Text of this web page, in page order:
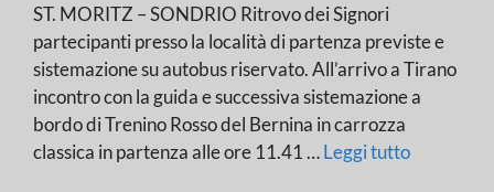
ST. MORITZ – SONDRIO Ritrovo dei Signori
partecipanti presso la località di partenza previste e
sistemazione su autobus riservato. All’arrivo a Tirano
incontro con la guida e successiva sistemazione a
bordo di Trenino Rosso del Bernina in carrozza
classica in partenza alle ore 11.41 …Leggi tutto